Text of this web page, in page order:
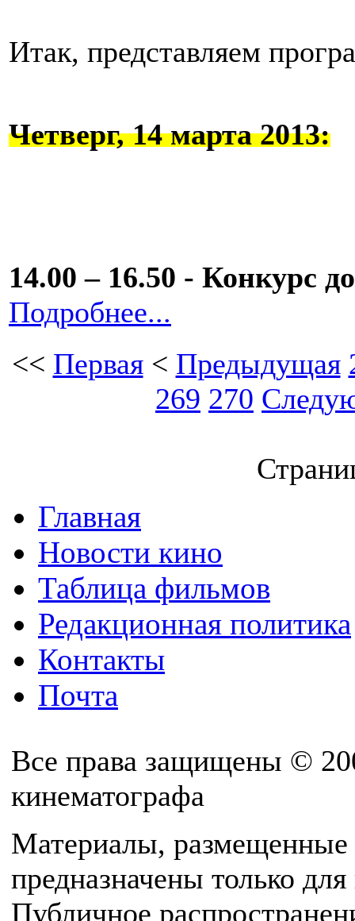
Итак, представляем
Четверг, 14 марта 2013:
14.00 – 16.50 - Конкурс
Подробнее...
<< Первая< Предыдущая
269 270
Главная
Новости кино
Таблица фильмов
Редакционная политика
Контакты
Почта
Все права защищены ©
кинематографа
Материалы, размещенные
предназначены только
Публичное